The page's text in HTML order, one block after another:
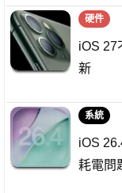
硬件
iOS 27
新
系統
iOS
耗電問